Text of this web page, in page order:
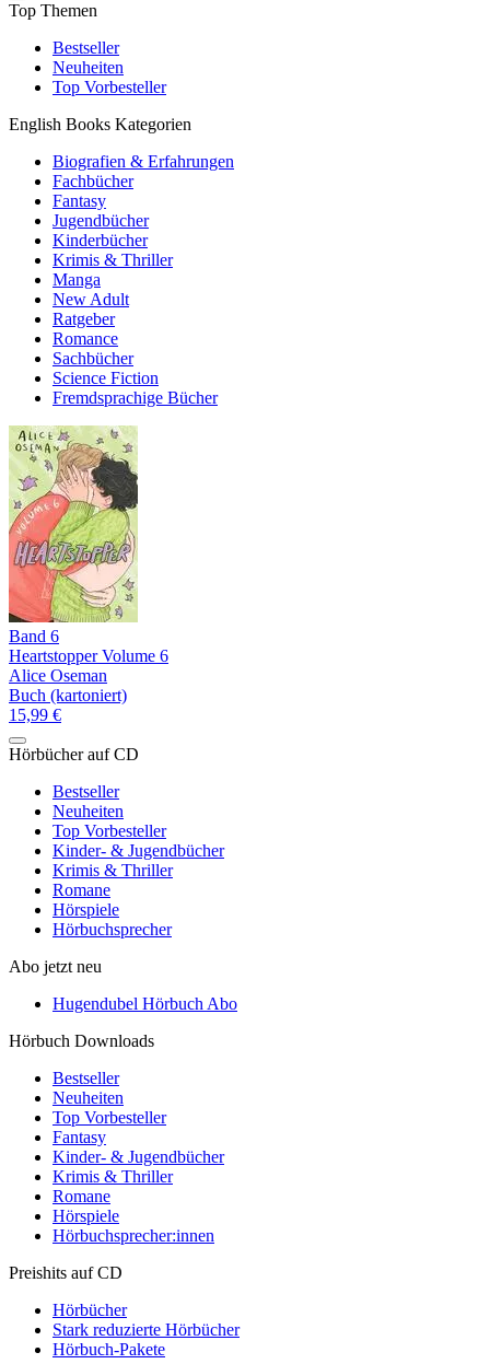
Top Themen
Bestseller
Neuheiten
Top Vorbesteller
English Books Kategorien
Biografien & Erfahrungen
Fachbücher
Fantasy
Jugendbücher
Kinderbücher
Krimis & Thriller
Manga
New Adult
Ratgeber
Romance
Sachbücher
Science Fiction
Fremdsprachige Bücher
Band 6
Heartstopper Volume 6
Alice Oseman
Buch (kartoniert)
15,99 €
Hörbücher auf CD
Bestseller
Neuheiten
Top Vorbesteller
Kinder- & Jugendbücher
Krimis & Thriller
Romane
Hörspiele
Hörbuchsprecher
Abo jetzt neu
Hugendubel Hörbuch Abo
Hörbuch Downloads
Bestseller
Neuheiten
Top Vorbesteller
Fantasy
Kinder- & Jugendbücher
Krimis & Thriller
Romane
Hörspiele
Hörbuchsprecher:innen
Preishits auf CD
Hörbücher
Stark reduzierte Hörbücher
Hörbuch-Pakete